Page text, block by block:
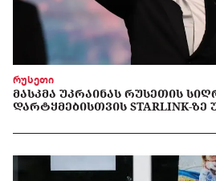
რუსეთი
ᲛᲐᲡᲙᲛᲐ ᲣᲙᲠᲐᲘᲜᲐᲡ ᲠᲣᲡᲔᲗᲘᲡ
ᲓᲐᲠᲢᲧᲛᲔᲑᲘᲡᲗᲕᲘᲡ STARLINK-